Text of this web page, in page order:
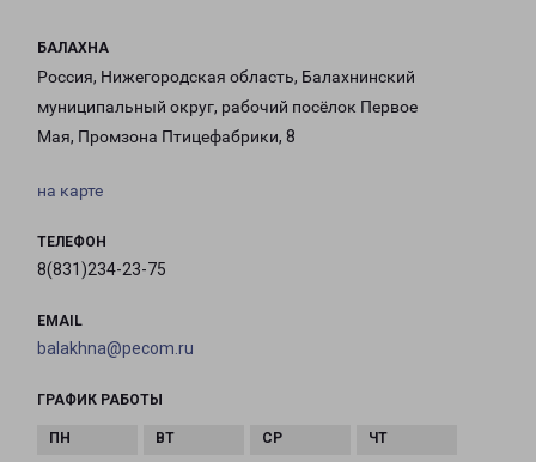
БАЛАХНА
Россия, Нижегородская область, Балахнинский
муниципальный округ, рабочий посёлок Первое
Мая, Промзона Птицефабрики, 8
на карте
ТЕЛЕФОН
8(831)234-23-75
EMAIL
balakhna@pecom.ru
ГРАФИК РАБОТЫ